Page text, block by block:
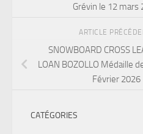
Grévin le 12 mars
ARTICLE
SNOWBOARD CROSS
LOAN BOZOLLO Médaille
Février 2026
CATÉGORIES